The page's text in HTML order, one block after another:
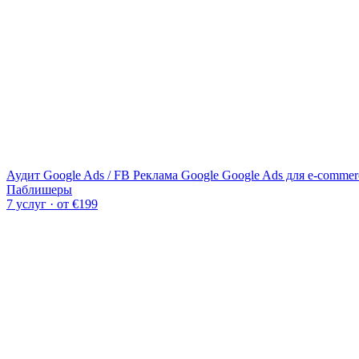
Аудит Google Ads / FB Реклама Google Google Ads для e-
Паблишеры
7 услуг · от €199